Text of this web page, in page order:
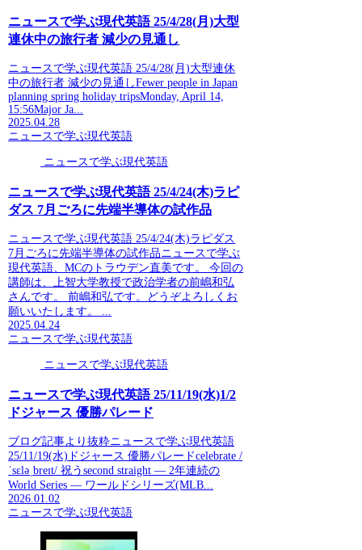
ニュースで学ぶ現代英語 25/4/28(月)大型
連休中の旅行者 減少の見通し
ニュースで学ぶ現代英語 25/4/28(月)大型連休
中の旅行者 減少の見通しFewer people in Japan
planning spring holiday tripsMonday, April 14,
15:56Major Ja...
2025.04.28
ニュースで学ぶ現代英語
ニュースで学ぶ現代英語
ニュースで学ぶ現代英語 25/4/24(木)ラピ
ダス 7月ごろに先端半導体の試作品
ニュースで学ぶ現代英語 25/4/24(木)ラピダス
7月ごろに先端半導体の試作品ニュースで学ぶ
現代英語、MCのトラウデン直美です。 今回の
講師は、上智大学教授で政治学者の前嶋和弘
さんです。 前嶋和弘です。どうぞよろしくお
願いいたします。 ...
2025.04.24
ニュースで学ぶ現代英語
ニュースで学ぶ現代英語
ニュースで学ぶ現代英語 25/11/19(水)1/2
ドジャース 優勝パレード
ブログ記事より抜粋ニュースで学ぶ現代英語
25/11/19(水)ドジャース 優勝パレードcelebrate /
ˈsɛləˌbreɪt/ 祝うsecond straight — 2年連続の
World Series — ワールドシリーズ(MLB...
2026.01.02
ニュースで学ぶ現代英語